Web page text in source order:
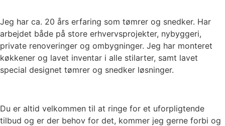
Jeg har ca. 20 års erfaring som tømrer og snedker. Har
arbejdet både på store erhvervsprojekter, nybyggeri,
private renoveringer og ombygninger. Jeg har monteret
køkkener og lavet inventar i alle stilarter, samt lavet
special designet tømrer og snedker løsninger.
Du er altid velkommen til at ringe for et uforpligtende
tilbud og er der behov for det, kommer jeg gerne forbi og